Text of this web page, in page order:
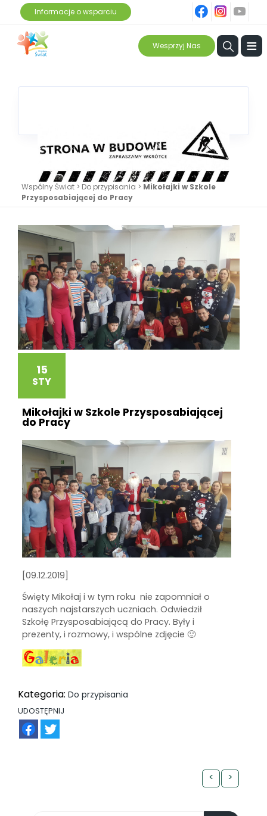
Informacje o wsparciu
ins
Wesprzyj Nas ≡
Wspólny Świat > Do przypisania > Mikołajki w Szkole
Przysposabiającej do Pracy
15
STY
Mikołajki w Szkole Przysposabiającej
do Pracy
[09.12.2019]
Święty Mikołaj i w tym roku nie zapomniał o
naszych najstarszych uczniach. Odwiedził
Szkołę Przysposabiającą do Pracy. Były i
prezenty, i rozmowy, i wspólne zdjęcie 🙂
Kategoria: Do przypisania
UDOSTĘPNIJ
< >